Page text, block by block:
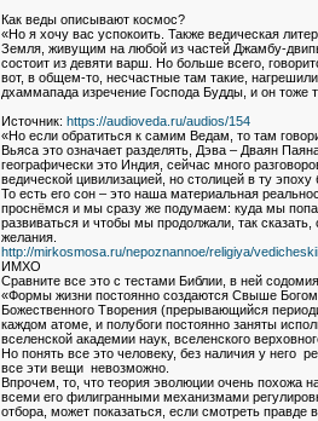
Как веды описывают космос?
«Но я хочу вас успокоить. Также ведическая
Земля, живущим на любой из частей Джамбу-
состоит из девяти варш. Но больше всего,
вот, в общем-то, несчастные там такие,
дхаммапада изречение Господа Будды, и он тоже
Источник: https://audioveda.ru/audios/154
«Но если обратиться к самим Ведам, то там
Вьяса это означает разделять, Дэва – Дваян
географически это Индия, сейчас много
ведической цивилизацией, но столицей в ту
То есть его сон – это наша материальная
проснёмся и мы сразу же подумаем: куда мы
развиваться и чтобы мы продолжали, так
желания.
http://mirkosmosa.ru/nepoznannoe/religiya/
ИМХО
Сравните все это с тестами Библии, в ней
«Формы жизни постоянно создаются Свыше
Божественного Творения (прерывающийся
каждом атоме, и полубоги постоянно заняты
вселенской академии наук, вселенского
Но понять все это человеку, без наличия у него
все эти вещи невозможно.
Впрочем, то, что теория эволюции очень похожа
всеми его филигранными механизмами
отбора, может показаться, если смотреть